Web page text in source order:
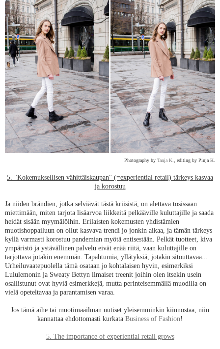
Photography by Tanja K ., editing by Pinja K.
5. "Kokemuksellisen vähittäiskaupan" (=experiential retail) tärkeys kasvaa
ja korostuu
Ja niiden brändien, jotka selviävät tästä kriisistä, on alettava tosissaan
miettimään, miten tarjota lisäarvoa liikkeitä pelkääville kuluttajille ja saada
heidät sisään myymälöihin. Erilaisten kokemusten yhdistämien
muotishoppailuun on ollut kasvava trendi jo jonkin aikaa, ja tämän tärkeys
kyllä varmasti korostuu pandemian myötä entisestään. Pelkät tuotteet, kiva
ympäristö ja ystävällinen palvelu eivät enää riitä, vaan kuluttajille on
tarjottava jotakin enemmän. Tapahtumia, yllätyksiä, jotakin sitouttavaa...
Urheiluvaatepuolella tämä osataan jo kohtalaisen hyvin, esimerkiksi
Lululemonin ja Sweaty Bettyn ilmaiset treenit joihin olen itsekin usein
osallistunut ovat hyviä esimerkkejä, mutta perinteisemmällä muodilla on
vielä opeteltavaa ja parantamisen varaa.
Jos tämä aihe tai muotimaailman uutiset yleisemminkin kiinnostaa, niin
kannattaa ehdottomasti kurkata Business of Fashion!
5. The importance of experiential retail grows